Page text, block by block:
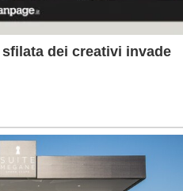
dei creativi invade